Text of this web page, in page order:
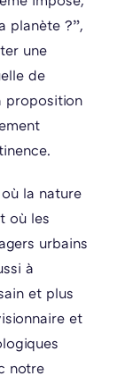
planète ?”,
une
de
proposition
la nature
où les
urbains
à
et plus
et
notre